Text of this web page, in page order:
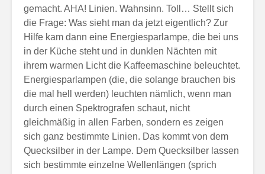
gemacht. AHA! Linien. Wahnsinn. Toll… Stellt sich
die Frage: Was sieht man da jetzt eigentlich? Zur
Hilfe kam dann eine Energiesparlampe, die bei uns
in der Küche steht und in dunklen Nächten mit
ihrem warmen Licht die Kaffeemaschine beleuchtet.
Energiesparlampen (die, die solange brauchen bis
die mal hell werden) leuchten nämlich, wenn man
durch einen Spektrografen schaut, nicht
gleichmäßig in allen Farben, sondern es zeigen
sich ganz bestimmte Linien. Das kommt von dem
Quecksilber in der Lampe. Dem Quecksilber lassen
sich bestimmte einzelne Wellenlängen (sprich